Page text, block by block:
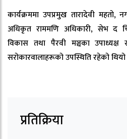
कार्यक्रममा उपप्रमुख तारादेवी महतो,
अधिकृत राममणि अधिकारी, सेभ द
विकास तथा पैरवी मञ्चका उपाध्यक्ष
सरोकारवालाहरूको उपस्थिति रहेको थियो
प्रतिक्रिया